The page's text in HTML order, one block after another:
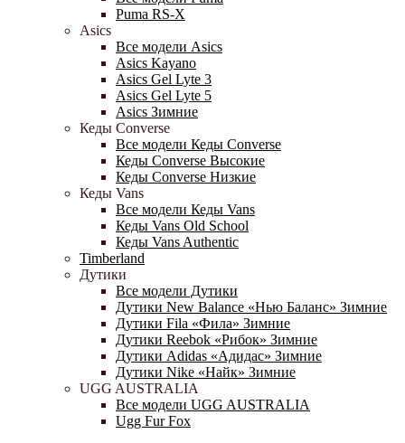
Puma RS-X
Asics
Все модели Asics
Asics Kayano
Asics Gel Lyte 3
Asics Gel Lyte 5
Asics Зимние
Кеды Converse
Все модели Кеды Converse
Кеды Converse Высокие
Кеды Converse Низкие
Кеды Vans
Все модели Кеды Vans
Кеды Vans Old School
Кеды Vans Authentic
Timberland
Дутики
Все модели Дутики
Дутики New Balance «Нью Баланс» Зимние
Дутики Fila «Фила» Зимние
Дутики Reebok «Рибок» Зимние
Дутики Adidas «Адидас» Зимние
Дутики Nike «Найк» Зимние
UGG AUSTRALIA
Все модели UGG AUSTRALIA
Ugg Fur Fox